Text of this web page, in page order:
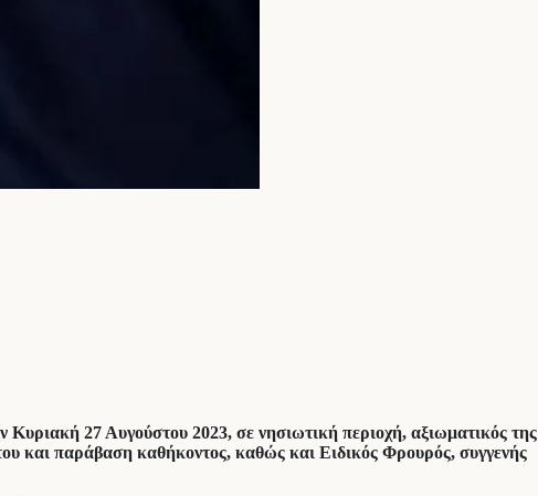
27 Αυγούστου 2023, σε νησιωτική περιοχή, αξιωματικός της
και παράβαση καθήκοντος, καθώς και Ειδικός Φρουρός, συγγενής